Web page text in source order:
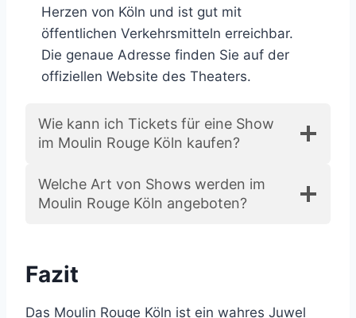
Herzen von Köln und ist gut mit
öffentlichen Verkehrsmitteln erreichbar.
Die genaue Adresse finden Sie auf der
offiziellen Website des Theaters.
Wie kann ich Tickets für eine Show
im Moulin Rouge Köln kaufen?
Welche Art von Shows werden im
Moulin Rouge Köln angeboten?
Fazit
Das Moulin Rouge Köln ist ein wahres Juwel